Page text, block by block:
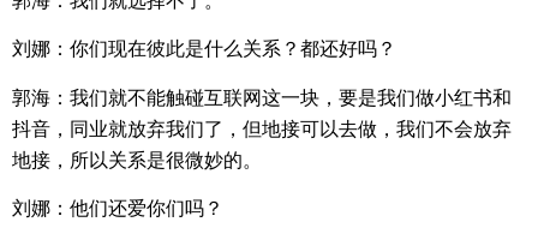
刘娜：你们现在彼此是什么关系？都还好吗？
郭海：我们就不能触碰互联网这一块，要是我们做小红书和
抖音，同业就放弃我们了，但地接可以去做，我们不会放弃
地接，所以关系是很微妙的。
刘娜：他们还爱你们吗？